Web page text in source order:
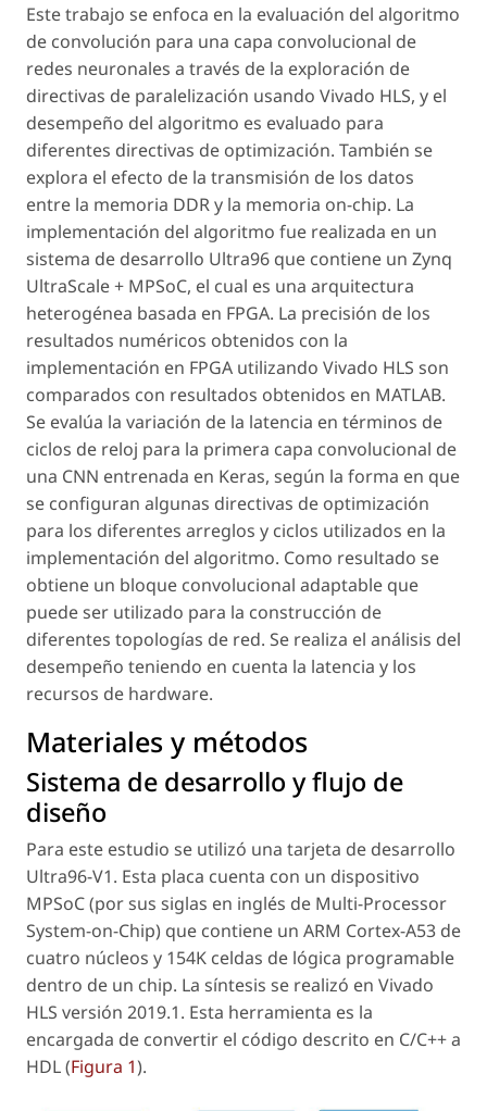
Este trabajo se enfoca en la evaluación del algoritmo
de convolución para una capa convolucional de
redes neuronales a través de la exploración de
directivas de paralelización usando Vivado HLS, y el
desempeño del algoritmo es evaluado para
diferentes directivas de optimización. También se
explora el efecto de la transmisión de los datos
entre la memoria DDR y la memoria on-chip. La
implementación del algoritmo fue realizada en un
sistema de desarrollo Ultra96 que contiene un Zynq
UltraScale + MPSoC, el cual es una arquitectura
heterogénea basada en FPGA. La precisión de los
resultados numéricos obtenidos con la
implementación en FPGA utilizando Vivado HLS son
comparados con resultados obtenidos en MATLAB.
Se evalúa la variación de la latencia en términos de
ciclos de reloj para la primera capa convolucional de
una CNN entrenada en Keras, según la forma en que
se configuran algunas directivas de optimización
para los diferentes arreglos y ciclos utilizados en la
implementación del algoritmo. Como resultado se
obtiene un bloque convolucional adaptable que
puede ser utilizado para la construcción de
diferentes topologías de red. Se realiza el análisis del
desempeño teniendo en cuenta la latencia y los
recursos de hardware.
Materiales y métodos
Sistema de desarrollo y flujo de
diseño
Para este estudio se utilizó una tarjeta de desarrollo
Ultra96-V1. Esta placa cuenta con un dispositivo
MPSoC (por sus siglas en inglés de Multi-Processor
System-on-Chip) que contiene un ARM Cortex-A53 de
cuatro núcleos y 154K celdas de lógica programable
dentro de un chip. La síntesis se realizó en Vivado
HLS versión 2019.1. Esta herramienta es la
encargada de convertir el código descrito en C/C++ a
HDL (Figura 1).